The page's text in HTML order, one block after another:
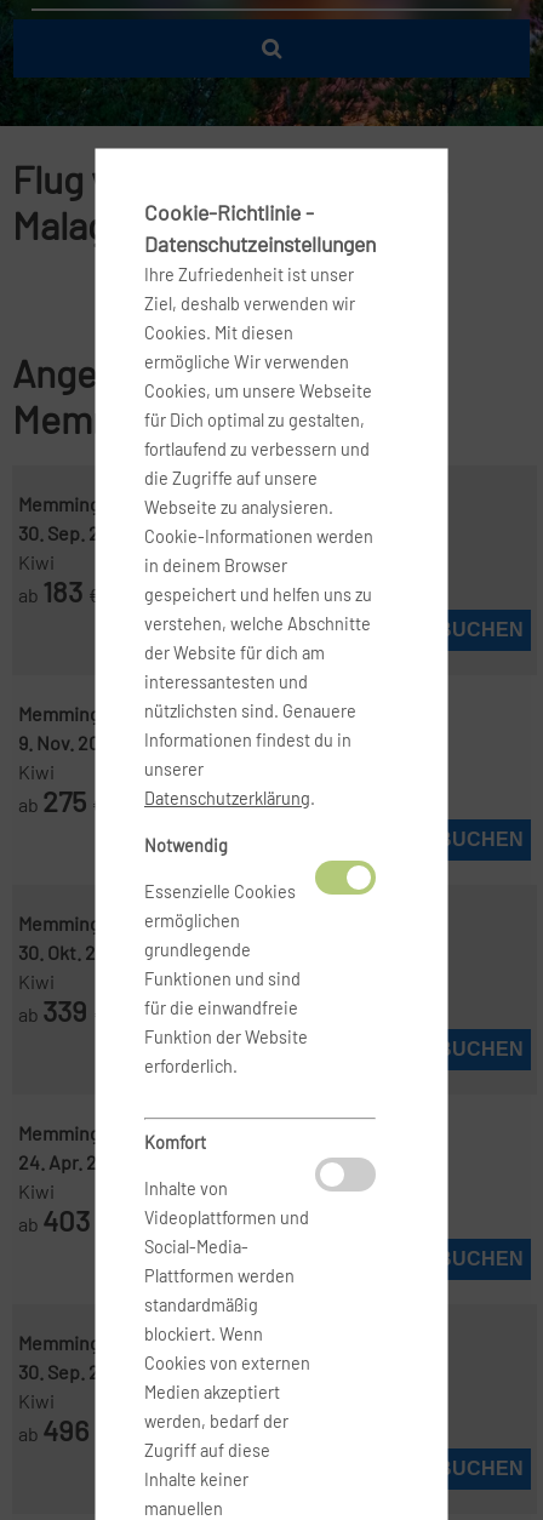
Flug von Memmingen nach
Malaga
Angebote für Flüge von
Memmingen nach Malaga
Memmingen ( FMM )-Malaga ( AGP )
30. Sep. 2026
7. Okt. 2026
Kiwi
ab 183 €
JETZT BUCHEN
Memmingen ( FMM )-Malaga ( AGP )
9. Nov. 2026
29. Nov. 2026
Kiwi
ab 275 €
JETZT BUCHEN
Memmingen ( FMM )-Malaga ( AGP )
30. Okt. 2026
9. Nov. 2026
Kiwi
ab 339
JETZT BUCHEN
Memmingen ( FMM )-Malaga ( AGP )
24. Apr. 2027
Kiwi
ab 403
JETZT BUCHEN
Memmingen ( FMM )-Malaga ( AGP )
30. Sep. 2026
8. Okt. 2026
Kiwi
ab 496
JETZT BUCHEN
Cookie-Richtlinie -
Datenschutzeinstellungen
Ihre Zufriedenheit ist unser
Ziel, deshalb verwenden wir
Cookies. Mit diesen
ermögliche Wir verwenden
Cookies, um unsere Webseite
für Dich optimal zu gestalten,
fortlaufend zu verbessern und
die Zugriffe auf unsere
Webseite zu analysieren.
Cookie-Informationen werden
in deinem Browser
gespeichert und helfen uns zu
verstehen, welche Abschnitte
der Website für dich am
interessantesten und
nützlichsten sind. Genauere
Informationen findest du in
unserer
Datenschutzerklärung.
Notwendig
Essenzielle Cookies
ermöglichen
grundlegende
Funktionen und sind
für die einwandfreie
Funktion der Website
erforderlich.
Komfort
Inhalte von
Videoplattformen und
Social-Media-
Plattformen werden
standardmäßig
blockiert. Wenn
Cookies von externen
Medien akzeptiert
werden, bedarf der
Zugriff auf diese
Inhalte keiner
manuellen